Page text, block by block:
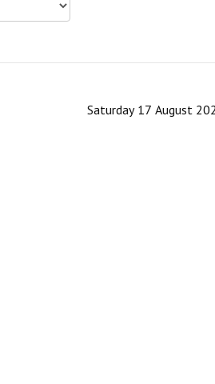
Saturday 17 August